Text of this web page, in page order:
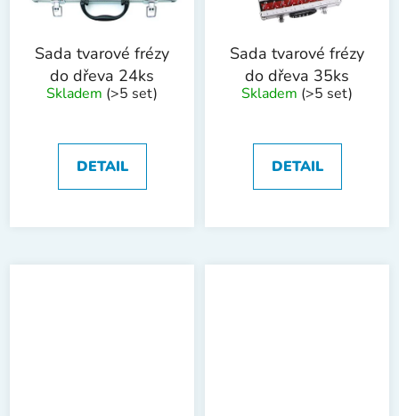
Sada tvarové frézy
do dřeva 24ks
Skladem (>5 set)
DETAIL
Sada tvarové frézy
do dřeva 35ks
Skladem (>5 set)
DETAIL